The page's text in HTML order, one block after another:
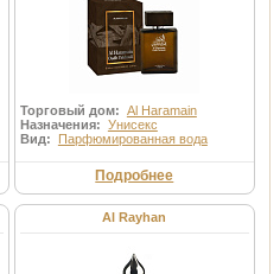
Торговый дом: Al Haramain
Назначения: Унисекс
Вид: Парфюмированная вода
Подробнее
Al Rayhan